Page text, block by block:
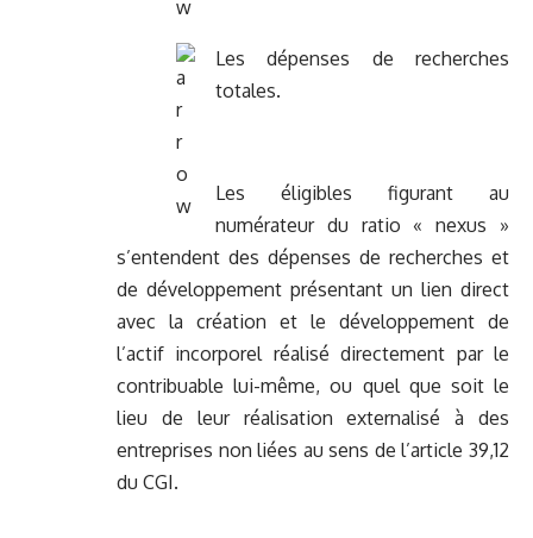
Les dépenses de recherches
totales.
Les éligibles figurant au
numérateur du ratio « nexus »
s’entendent des dépenses de recherches et
de développement présentant un lien direct
avec la création et le développement de
l’actif incorporel réalisé directement par le
contribuable lui-même, ou quel que soit le
lieu de leur réalisation externalisé à des
entreprises non liées au sens de l’article 39,12
du CGI.